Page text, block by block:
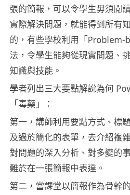
張的簡報，可以令學生毋須閱
實際解決問題，就能得到所有
的，有些學校利用「Problem-
法，令學生能夠從現實問題、
知識與技能。
學者列出三大要點解說為何
「毒藥」：
第一，講師利用要點方式、標
及過於簡化的表單，去介紹複
對問題的深入分析、對多變的
難於在一張簡報中表達。
第二，當課堂以簡報作為骨幹